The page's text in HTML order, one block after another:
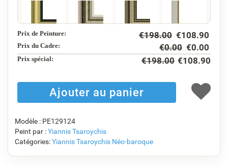
F5130-234
€117.75
F5429-258 F3013-236
€86.73
F1823-204
€91.85
F8645-298
€153.08
F6537-236
€81.21
F7034-298
€
Prix de Peinture: €198.00 €108.90
Prix du Cadre: €0.00 €0.00
Prix ​​spécial: €198.00 €108.90
Modèle : PE129124
Peint par :Yiannis Tsaroychis
Catégories:Yiannis Tsaroychis Néo-baroque